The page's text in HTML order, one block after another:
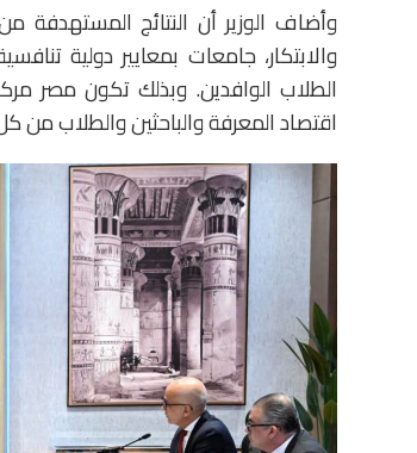
وأضاف الوزير أن النتائج
والابتكار، جامعات بمعايير دولية
الطلاب الوافدين. وبذلك تكون مصر
اقتصاد المعرفة والباحثين والطلاب من